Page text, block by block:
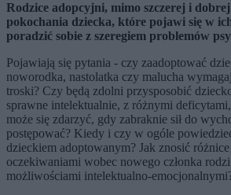
Rodzice adopcyjni, mimo szczerej i
pokochania dziecka, które pojawi się w
poradzić sobie z szeregiem problemów
Pojawiają się pytania - czy zaadoptować
noworodka, nastolatka czy malucha
troski? Czy będą zdolni przysposobić
sprawne intelektualnie, z różnymi
może się zdarzyć, gdy zabraknie sił do
postępować? Kiedy i czy w ogóle
dzieckiem adoptowanym? Jak znosić
oczekiwaniami wobec nowego członka
możliwościami intelektualno-